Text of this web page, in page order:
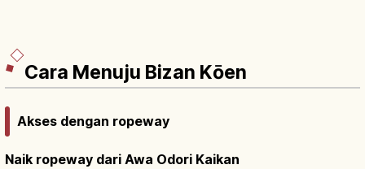
Cara Menuju Bizan Kōen
Akses dengan ropeway
Naik ropeway dari Awa Odori Kaikan